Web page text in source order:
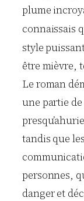
plume
connaissais
style
être mièvre,
Le roman
une partie
tandis que
personnes,
danger et